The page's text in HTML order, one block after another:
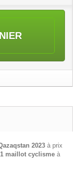
2023 à prix
maillot cyclisme à